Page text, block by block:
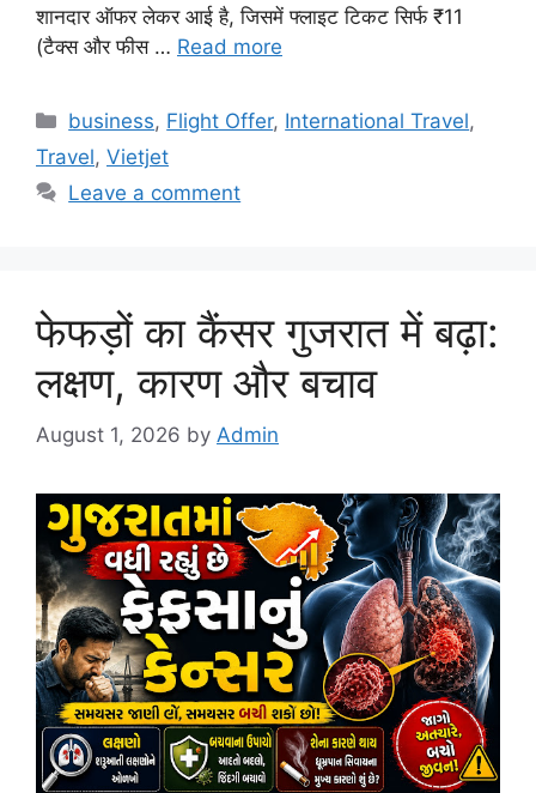
शानदार ऑफर लेकर आई है, जिसमें फ्लाइट टिकट सिर्फ ₹11
(टैक्स और फीस … Read more
Categories
business, Flight Offer, International Travel,
Travel, Vietjet
Leave a comment
फेफड़ों का कैंसर गुजरात में बढ़ा:
लक्षण, कारण और बचाव
August 1, 2026 by Admin